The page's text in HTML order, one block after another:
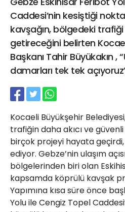
Caddesi’nin kesiştiği
kavşağın, bölgedeki trafiği
getireceğini belirten
Başkanı Tahir Büyükakın ,
damarları tek tek
Kocaeli Büyükşehir
trafiğin daha akıcı ve
birçok projeyi hayata
ediyor. Gebze’nin ulaşım
bölgelerinden biri olan
kapsamda köprülü kavşak
Yapımına kısa süre önce
Yolu ile Cengiz Topel
21 Gölcük